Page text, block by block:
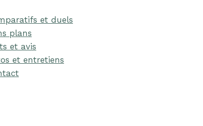
et duels
plans
et avis
et entretiens